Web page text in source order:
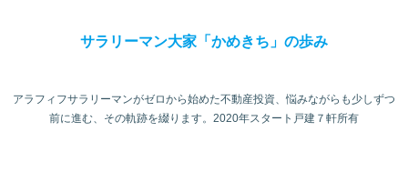
サラリーマン大家「かめきち」の歩み
アラフィフサラリーマンがゼロから始めた不動産投資、悩みながらも少しずつ
前に進む、その軌跡を綴ります。2020年スタート戸建７軒所有